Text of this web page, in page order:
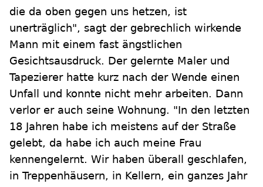
die da oben gegen uns hetzen, ist
unerträglich", sagt der gebrechlich wirkende
Mann mit einem fast ängstlichen
Gesichtsausdruck. Der gelernte Maler und
Tapezierer hatte kurz nach der Wende einen
Unfall und konnte nicht mehr arbeiten. Dann
verlor er auch seine Wohnung. "In den letzten
18 Jahren habe ich meistens auf der Straße
gelebt, da habe ich auch meine Frau
kennengelernt. Wir haben überall geschlafen,
in Treppenhäusern, in Kellern, ein ganzes Jahr